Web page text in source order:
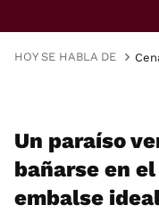
HOY SE HABLA DE
Un paraíso
bañarse en
embalse